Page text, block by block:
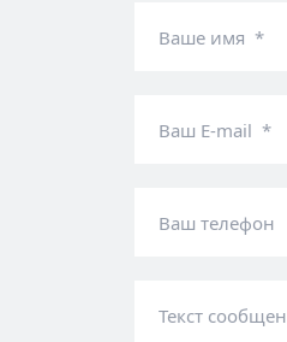
Ваше имя *
Ваш E-mail *
Ваш телефон
Текст